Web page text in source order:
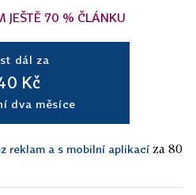
JEŠTĚ 70 % ČLÁNKU
dál za
Kč
dva měsíce
reklam a s mobilní aplikací za 80